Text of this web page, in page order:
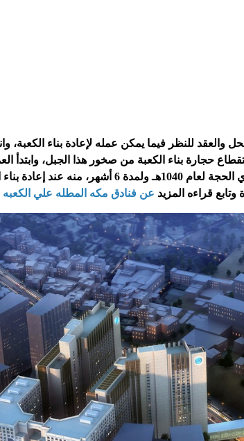
والعقد للنظر فيما يمكن عمله لإعادة بناء الكعبة،
حجارة بناء الكعبة من صخور هذا الجبل، وابتدأ
أواخر جمادى الأول لعام 1040هـ 1631م حتى اليوم الثاني من شهر ذي الحجة لعام 1040هـ ولمدة 6 أشهر،
عن فنادق مكه المطله علي الكعبه